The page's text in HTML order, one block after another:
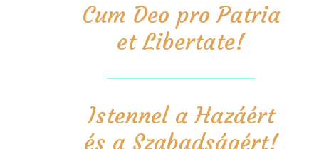
Cum Deo pro Patria
et Libertate!
Istennel a Hazáért
és a Szabadságért!